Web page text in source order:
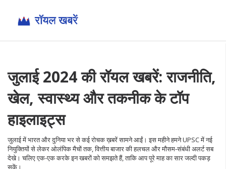
जुलाई 2024 की रॉयल खबरें: राजनीति,
खेल, स्वास्थ्य और तकनीक के टॉप
हाइलाइट्स
जुलाई में भारत और दुनिया भर से कई रोचक ख़बरें सामने आईं। इस महीने हमने UPSC में नई
नियुक्तियों से लेकर ओलंपिक मैचों तक, वित्तीय बाजार की हलचल और मौसम‑संबंधी अलर्ट सब
देखे। चलिए एक-एक करके इन खबरों को समझते हैं, ताकि आप पूरे माह का सार जल्दी पकड़
सकें।